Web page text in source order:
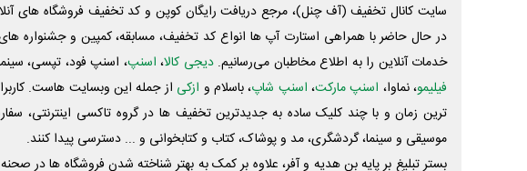
سایت کانال تخفیف (آف چنل)، مرجع دریافت رایگان کوپن و کد تخفیف فروشگاه های
در حال حاضر با همراهی استارت آپ ها انواع کد تخفیف، مسابقه، کمپین و جشنواره
خدمات آنلاین را به اطلاع مخاطبان می‌رسانیم. دیجی کالا، اسنپ، اسنپ فود، تپسی،
فیلیمو، نماوا، اسنپ مارکت، اسنپ شاپ، باسلام و ازکی از جمله این وبسایت ‌هاست.
ترین زمان و با چند کلیک ساده به جدیدترین تخفیف ها در گروه تاکسی اینترنتی،
موسیقی و سینما، گردشگری، مد و پوشاک، کتاب و کتابخوانی و ... دسترسی پیدا کنند.
بستر تبلیغ بر پایه بن هدیه و آفر، علاوه بر کمک به بهتر شناخته شدن فروشگاه ها در